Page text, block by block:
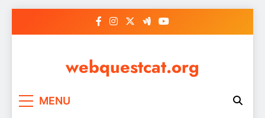
webquestcat.org
MENU